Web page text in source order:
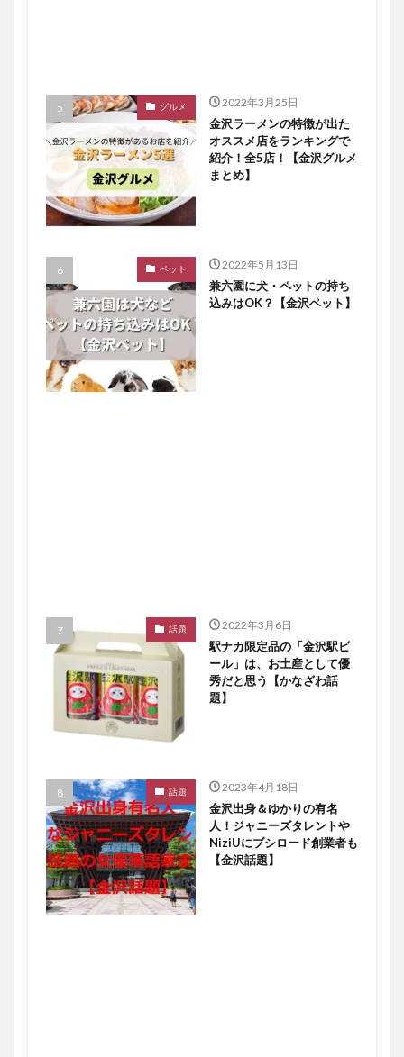
グルメ 2022年3月25日
金沢ラーメンの特徴が出た
オススメ店をランキングで
紹介！全5店！【金沢グルメ
まとめ】
ペット 2022年5月13日
兼六園に犬・ペットの持ち
込みはOK？【金沢ペット】
話題 2022年3月6日
駅ナカ限定品の「金沢駅ビ
ール」は、お土産として優
秀だと思う【かなざわ話
題】
話題 2023年4月18日
金沢出身＆ゆかりの有名
人！ジャニーズタレントや
NiziUにブシロード創業者も
【金沢話題】